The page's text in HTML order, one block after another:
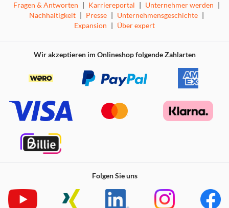
Fragen & Antworten | Karriereportal | Unternehmer werden |
Nachhaltigkeit | Presse | Unternehmensgeschichte |
Expansion | Über expert
Wir akzeptieren im Onlineshop folgende Zahlarten
Folgen Sie uns